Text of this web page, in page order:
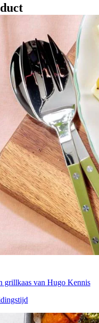
grillkaas van Hugo Kennis